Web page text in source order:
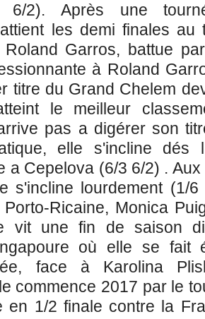
6/2). Après une
les demi finales au
Garros, battue
à Roland
titre du Grand Chelem
le meilleur
pas a digérer son
elle s'incline dés
a Cepelova (6/3 6/2) .
s'incline lourdement (1/
Ricaine, Monica
vit une fin de saison
où elle se fait
face à Karolina
commence 2017 par le
en 1/2 finale contre la